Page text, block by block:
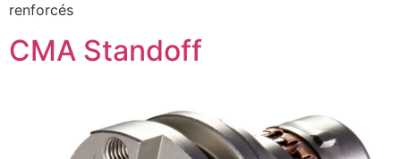
renforcés
CMA Standoff